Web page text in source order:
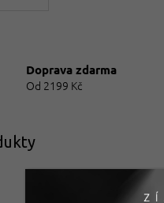
Doprava zdarma
Od 2199 Kč